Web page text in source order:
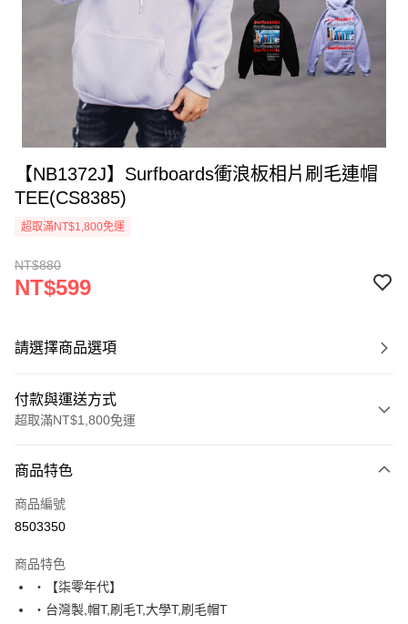
【NB1372J】Surfboards衝浪板相片刷毛連帽
TEE(CS8385)
超取滿NT$1,800免運
NT$880
NT$599
請選擇商品選項
付款與運送方式
超取滿NT$1,800免運
信用卡一次付款
超商取貨付款
Apple Pay
街口支付
商品特色
商品編號
8503350
商品特色
‧【柒零年代】
‧台灣製,帽T,刷毛T,大學T,刷毛帽T